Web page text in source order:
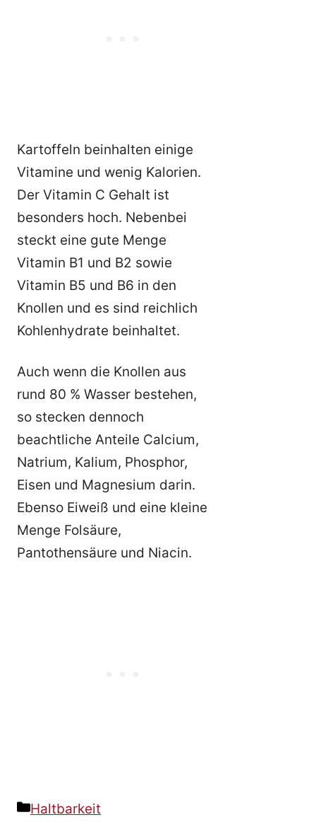
Kartoffeln beinhalten einige
Vitamine und wenig Kalorien.
Der Vitamin C Gehalt ist
besonders hoch. Nebenbei
steckt eine gute Menge
Vitamin B1 und B2 sowie
Vitamin B5 und B6 in den
Knollen und es sind reichlich
Kohlenhydrate beinhaltet.
Auch wenn die Knollen aus
rund 80 % Wasser bestehen,
so stecken dennoch
beachtliche Anteile Calcium,
Natrium, Kalium, Phosphor,
Eisen und Magnesium darin.
Ebenso Eiweiß und eine kleine
Menge Folsäure,
Pantothensäure und Niacin.
Kategorien
Haltbarkeit